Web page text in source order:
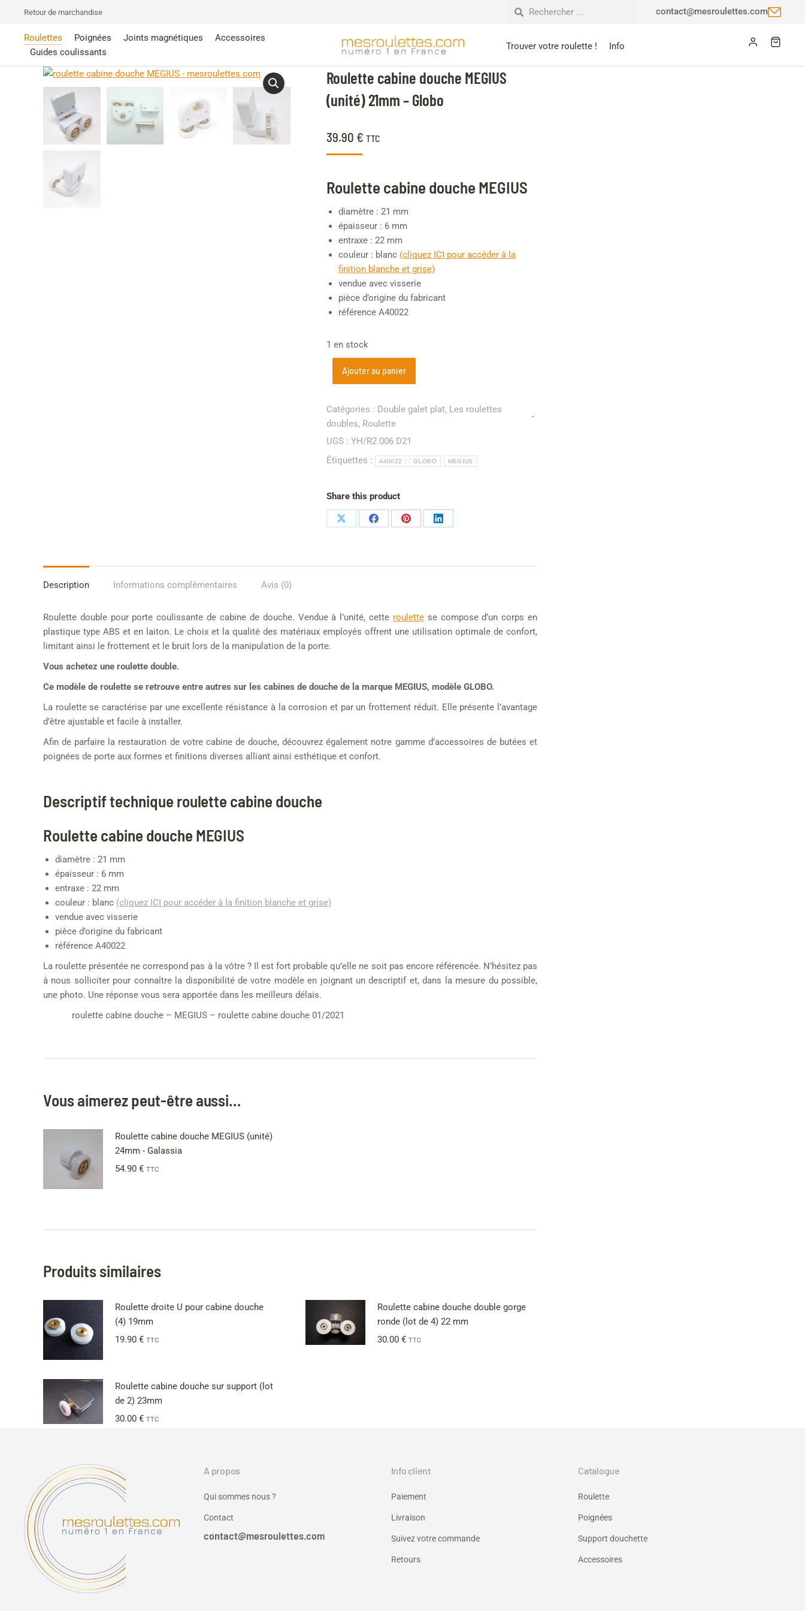
Retour de marchandise contact@mesroulettes.com
Roulettes Poignées Joints magnétiques
Accessoires
Guides coulissants
Trouver votre roulette ! Info
Roulette cabine douche MEGIUS
(unité) 21mm – Globo
39.90 € TTC
Roulette cabine douche MEGIUS
diamètre : 21 mm
épaisseur : 6 mm
entraxe : 22 mm
couleur : blanc (cliquez ICI pour accéder à la
finition blanche et grise)
vendue avec visserie
pièce d’origine du fabricant
référence A40022
1 en stock
Ajouter au panier
Catégories : Double galet plat, Les roulettes
doubles, Roulette
UGS : YH/R2 006 D21
Étiquettes :
A40022 GLOBO MEGIUS
Share this product
Description Informations complémentaires Avis (0)
Roulette double pour porte coulissante de cabine de douche. Vendue à l’unité, cette roulettese compose d’un corps en
plastique type ABS et en laiton. Le choix et la qualité des matériaux employés offrent une utilisation optimale de confort,
limitant ainsi le frottement et le bruit lors de la manipulation de la porte.
Vous achetez une roulette double.
Ce modèle de roulette se retrouve entre autres sur les cabines de douche de la marque MEGIUS, modèle GLOBO.
La roulette se caractérise par une excellente résistance à la corrosion et par un frottement réduit. Elle présente l’avantage
d’être ajustable et facile à installer.
Afin de parfaire la restauration de votre cabine de douche, découvrez également notre gamme d’accessoires de butées et
poignées de porte aux formes et finitions diverses alliant ainsi esthétique et confort.
Descriptif technique roulette cabine douche
Roulette cabine douche MEGIUS
diamètre : 21 mm
épaisseur : 6 mm
entraxe : 22 mm
couleur : blanc (cliquez ICI pour accéder à la finition blanche et grise)
vendue avec visserie
pièce d’origine du fabricant
référence A40022
La roulette présentée ne correspond pas à la vôtre ? Il est fort probable qu’elle ne soit pas encore référencée. N’hésitez pas
à nous solliciter pour connaître la disponibilité de votre modèle en joignant un descriptif et, dans la mesure du possible,
une photo. Une réponse vous sera apportée dans les meilleurs délais.
roulette cabine douche – MEGIUS – roulette cabine douche 01/2021
Vous aimerez peut-être aussi…
Roulette cabine douche MEGIUS (unité)
24mm - Galassia
54.90 € TTC
Produits similaires
Roulette droite U pour cabine douche
(4) 19mm
19.90 € TTC
Roulette cabine douche double gorge
ronde (lot de 4) 22 mm
30.00 € TTC
Roulette cabine douche sur support (lot
de 2) 23mm
30.00 € TTC
A propos
Qui sommes nous ?
Contact
contact@mesroulettes.com
Info client
Paiement
Livraison
Suivez votre commande
Retours
Catalogue
Roulette
Poignées
Support douchette
Accessoires